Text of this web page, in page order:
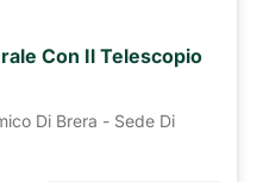
Con Il Telescopio
Di Brera - Sede Di